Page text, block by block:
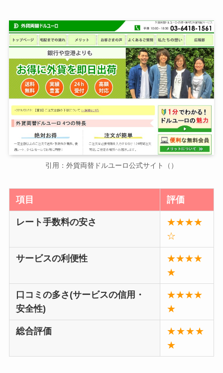
引用：外貨両替ドルユーロ公式サイト（）
項目 評価
レート手数料の安さ
★★★★
☆
サービスの利便性
★★★★
★
口コミの多さ(サービスの信用・
安全性)
★★★★
★
総合評価
★★★★
★